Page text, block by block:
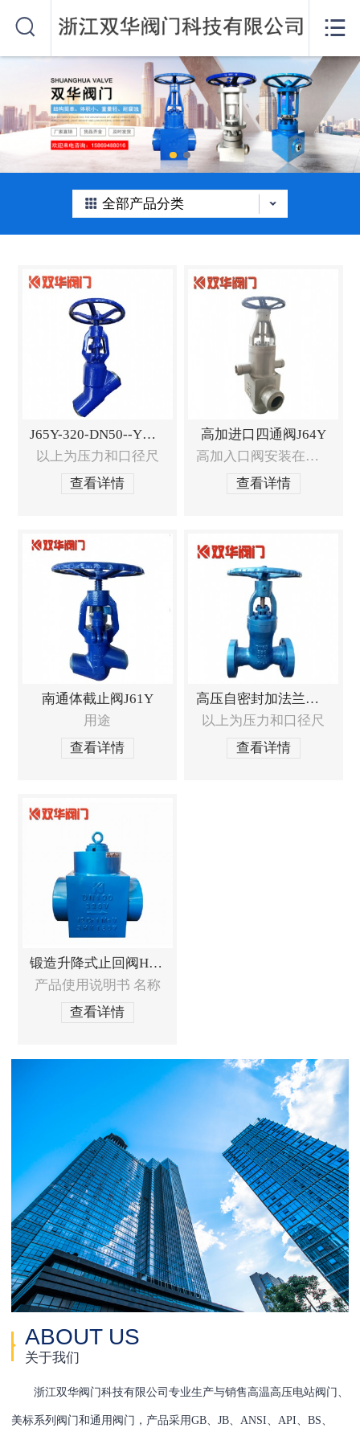
网站首页
关于我们
产品中心
公司动态


全部产品分类
J65Y-320-DN50--Y型截止阀
以上为压力和口径尺
查看详情
高加进口四通阀J64Y
高加入口阀安装在高压加热器入口处，
查看详情
南通体截止阀J61Y
用途
查看详情
高压自密封加法兰闸阀Z41Y
以上为压力和口径尺
查看详情
锻造升降式止回阀H61Y
产品使用说明书 名称
查看详情
ABOUT US
关于我们
浙江双华阀门科技有限公司专业生产与销售高温高压电站阀门、
美标系列阀门和通用阀门，产品采用GB、JB、ANSI、API、BS、